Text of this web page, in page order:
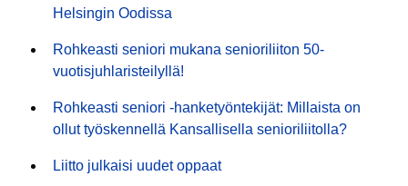
Helsingin Oodissa
Rohkeasti seniori mukana senioriliiton 50-
vuotisjuhlaristeilyllä!
Rohkeasti seniori -hanketyöntekijät: Millaista on
ollut työskennellä Kansallisella senioriliitolla?
Liitto julkaisi uudet oppaat